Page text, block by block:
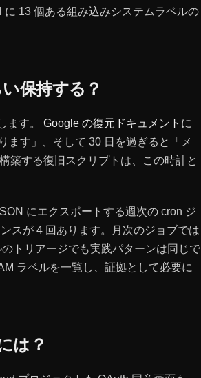
13 個ある組み込みシステムラベルの
保持する？
す。 Google の復元ドキュメント に
ます」、そして 30 日を過ぎると「メ
築する復旧スクリプトは、この時計と
にエクスポートする週次の cron ジ
スが 4 回あります。月次のジョブでは
トリアージでも実践パターンは同じで
ラベルを一覧し、証拠として必要に
は？